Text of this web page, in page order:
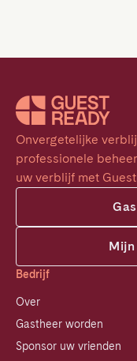
Onvergetelijke
professionele
uw verblijf met
Bedrijf
Over
Gastheer worden
Sponsor uw vrienden